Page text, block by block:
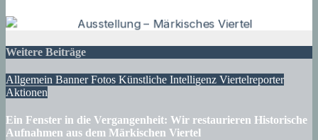
Weitere Beiträge
Allgemein BannerFotos Künstliche Intelligenz Viertelreporter
Aktionen
Ein Fenster in die Vergangenheit: Wir restaurieren Historische
Aufnahmen aus dem Märkischen Viertel